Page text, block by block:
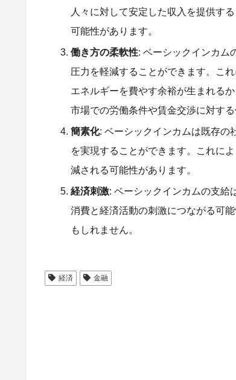
人々に対して安定した収入を提供す
可能性があります。
働き方の柔軟性: ベーシックインカム
圧力を軽減することができます。こ
エネルギーを費やす余裕が生まれる
市場での労働条件や賃金交渉に対す
簡素化: ベーシックインカムは既存の
を実現することができます。これに
減される可能性があります。
経済刺激: ベーシックインカムの支給
消費と経済活動の刺激につながる可
もしれません。
経済 金融